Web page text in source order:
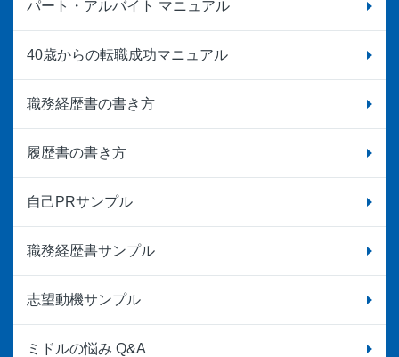
パート・アルバイト マニュアル
40歳からの転職成功マニュアル
職務経歴書の書き方
履歴書の書き方
自己PRサンプル
職務経歴書サンプル
志望動機サンプル
ミドルの悩み Q&A